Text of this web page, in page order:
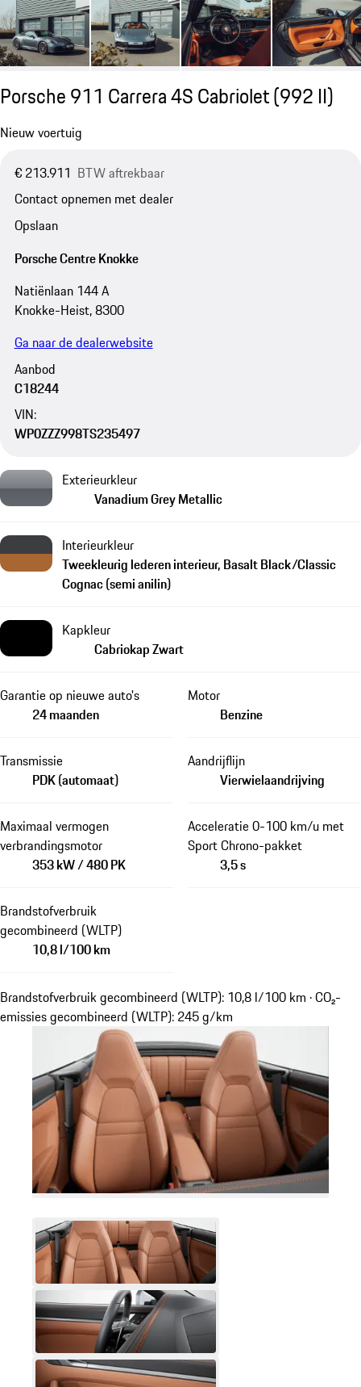
Porsche 911 Carrera 4S Cabriolet(992 II)
Nieuw voertuig
€ 213.911 BTW aftrekbaar
Contact opnemen met dealer
Opslaan
Porsche Centre Knokke
Natiënlaan 144 A
Knokke-Heist, 8300
Ga naar de dealerwebsite
Aanbod
C18244
VIN:
WP0ZZZ998TS235497
Exterieurkleur
Vanadium Grey Metallic
Interieurkleur
Tweekleurig lederen interieur, Basalt Black/Classic
Cognac (semi anilin)
Kapkleur
Cabriokap Zwart
Garantie op nieuwe auto's
24 maanden
Motor
Benzine
Transmissie
PDK (automaat)
Aandrijflijn
Vierwielaandrijving
Maximaal vermogen
verbrandingsmotor
353 kW / 480 PK
Acceleratie 0-100 km/u met
Sport Chrono-pakket
3,5 s
Brandstofverbruik
gecombineerd (WLTP)
10,8 l/100 km
Brandstofverbruik gecombineerd (WLTP): 10,8 l/100 km · CO₂-
emissies gecombineerd (WLTP): 245 g/km